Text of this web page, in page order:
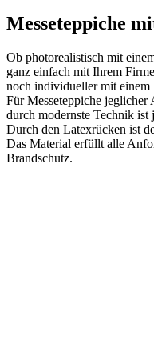
Messeteppiche
Ob photorealistisch mit
ganz einfach mit Ihrem
noch individueller mit einem
Für Messeteppiche jeglicher
durch modernste Technik
Durch den Latexrücken ist
Das Material erfüllt alle
Brandschutz.